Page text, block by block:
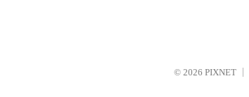
© 2026 PIXNET